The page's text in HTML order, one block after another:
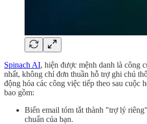
Spinach AI, hiện được mệnh danh là công
nhất, không chỉ đơn thuần hỗ trợ ghi chú
động hóa các công việc tiếp theo sau cuộc
bao gồm:
Biến email tóm tắt thành "trợ lý
chuẩn của bạn.